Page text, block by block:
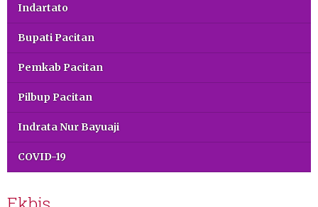
Indartato
Bupati Pacitan
Pemkab Pacitan
Pilbup Pacitan
Indrata Nur Bayuaji
COVID-19